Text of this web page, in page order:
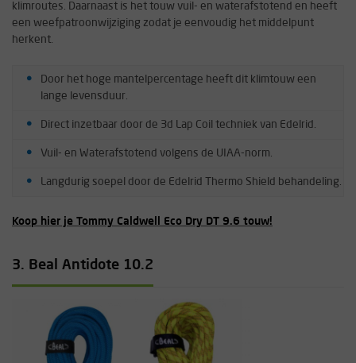
klimroutes. Daarnaast is het touw vuil- en waterafstotend en heeft
een weefpatroonwijziging zodat je eenvoudig het middelpunt
herkent.
Door het hoge mantelpercentage heeft dit klimtouw een
lange levensduur.
Direct inzetbaar door de 3d Lap Coil techniek van Edelrid.
Vuil- en Waterafstotend volgens de UIAA-norm.
Langdurig soepel door de Edelrid Thermo Shield behandeling.
Koop hier je Tommy Caldwell Eco Dry DT 9.6 touw!
3. Beal Antidote 10.2